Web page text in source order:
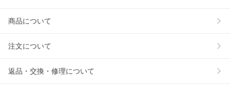
商品について
注文について
返品・交換・修理について